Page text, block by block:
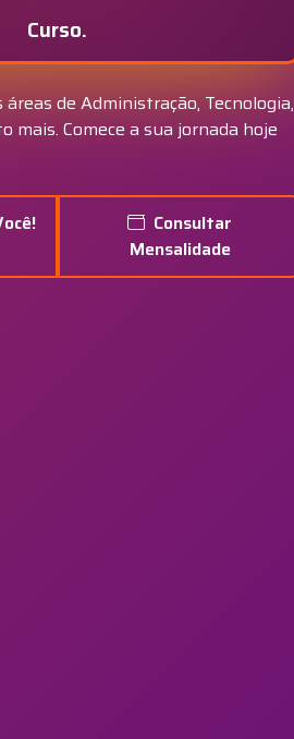
Curso.
áreas de Administração, Tecnologia,
mais. Comece a sua jornada hoje
Consultar
Mensalidade